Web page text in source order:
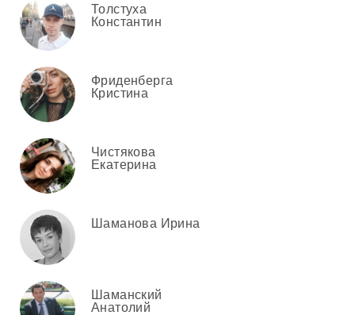
Толстуха
Константин
Фриденберга
Кристина
Чистякова
Екатерина
Шаманова Ирина
Шаманский
Анатолий